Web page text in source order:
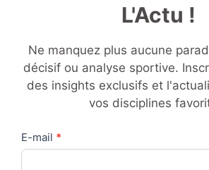
L'Actu !
Ne manquez plus aucune
décisif ou analyse sportive.
des insights exclusifs et
vos disciplines
Contact
Us
E-mail *